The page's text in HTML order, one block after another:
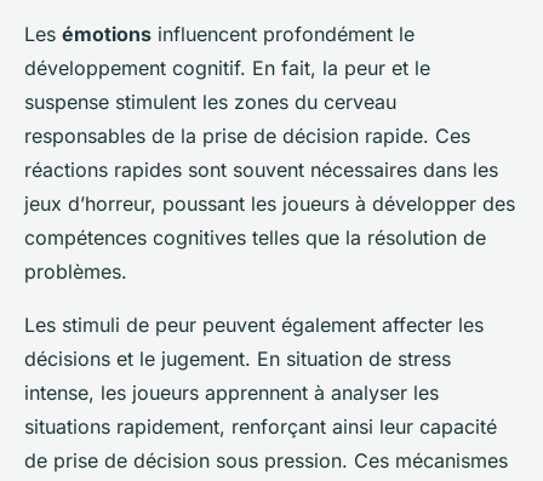
Les émotions influencent profondément le
développement cognitif. En fait, la peur et le
suspense stimulent les zones du cerveau
responsables de la prise de décision rapide. Ces
réactions rapides sont souvent nécessaires dans les
jeux d’horreur, poussant les joueurs à développer des
compétences cognitives telles que la résolution de
problèmes.
Les stimuli de peur peuvent également affecter les
décisions et le jugement. En situation de stress
intense, les joueurs apprennent à analyser les
situations rapidement, renforçant ainsi leur capacité
de prise de décision sous pression. Ces mécanismes